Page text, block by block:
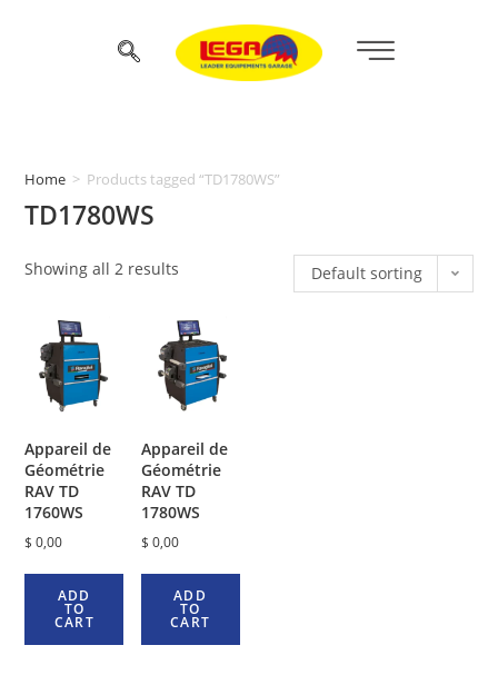
Home > Products tagged “TD1780WS”
TD1780WS
Showing all 2 results Default sorting
Appareil de
Géométrie
RAV TD
1760WS
$ 0,00
ADD
TO
CART
Appareil de
Géométrie
RAV TD
1780WS
$ 0,00
ADD
TO
CART